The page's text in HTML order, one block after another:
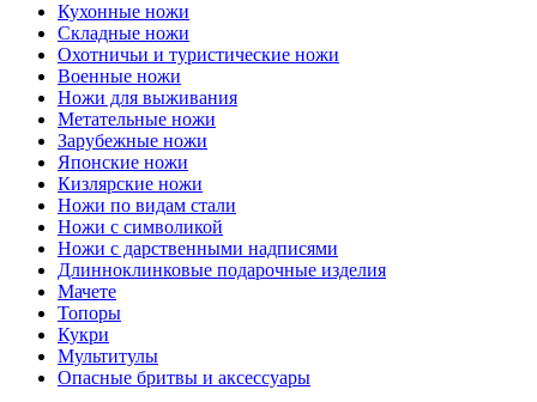
Кухонные ножи
Складные ножи
Охотничьи и туристические ножи
Военные ножи
Ножи для выживания
Метательные ножи
Зарубежные ножи
Японские ножи
Кизлярские ножи
Ножи по видам стали
Ножи с символикой
Ножи с дарственными надписями
Длинноклинковые подарочные изделия
Мачете
Топоры
Кукри
Мультитулы
Опасные бритвы и аксессуары